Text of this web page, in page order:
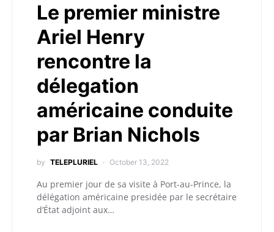
Le premier ministre
Ariel Henry
rencontre la
délegation
américaine conduite
par Brian Nichols
by TELEPLURIEL October 13, 2022
Au premier jour de sa visite à Port-au-Prince, la
délégation américaine presidée par le secrétaire
d’État adjoint aux…